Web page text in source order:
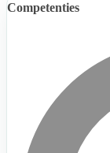
Competenties